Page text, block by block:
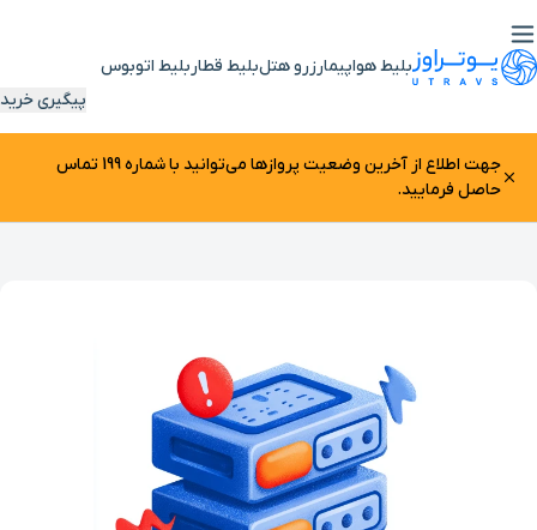
بلیط هواپیمارزرو هتلبلیط قطار بلیط اتوبوس
پیگیری خرید
جهت اطلاع از آخرین وضعیت پرواز‌ها می‌توانید با شماره 199 تماس
حاصل فرمایید.